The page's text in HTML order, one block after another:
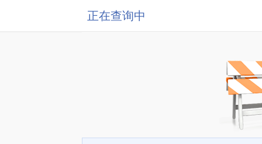
正在查询中